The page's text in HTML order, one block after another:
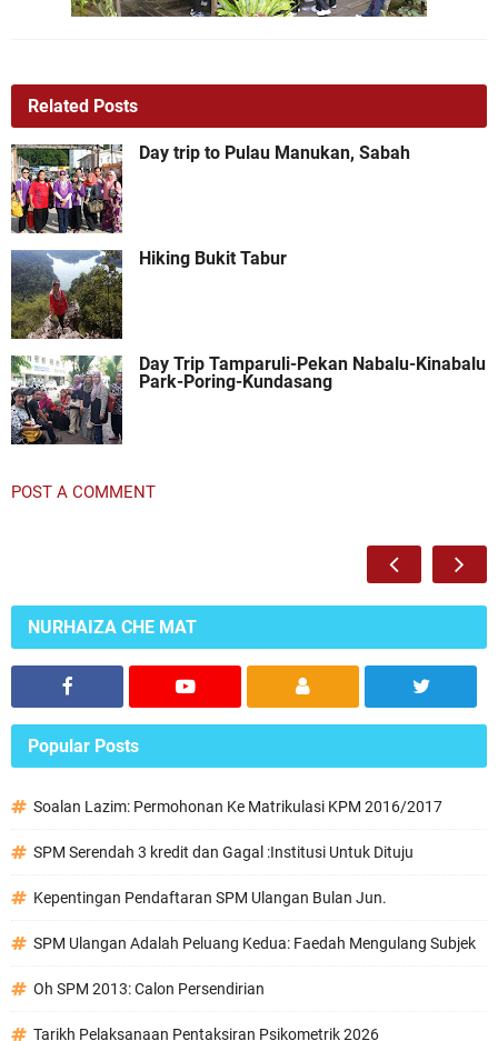
Related Posts
Day trip to Pulau Manukan, Sabah
Hiking Bukit Tabur
Day Trip Tamparuli-Pekan Nabalu-Kinabalu
Park-Poring-Kundasang
POST A COMMENT
NURHAIZA CHE MAT
Popular Posts
Soalan Lazim: Permohonan Ke Matrikulasi KPM 2016/2017
SPM Serendah 3 kredit dan Gagal :Institusi Untuk Dituju
Kepentingan Pendaftaran SPM Ulangan Bulan Jun.
SPM Ulangan Adalah Peluang Kedua: Faedah Mengulang Subjek
Oh SPM 2013: Calon Persendirian
Tarikh Pelaksanaan Pentaksiran Psikometrik 2026